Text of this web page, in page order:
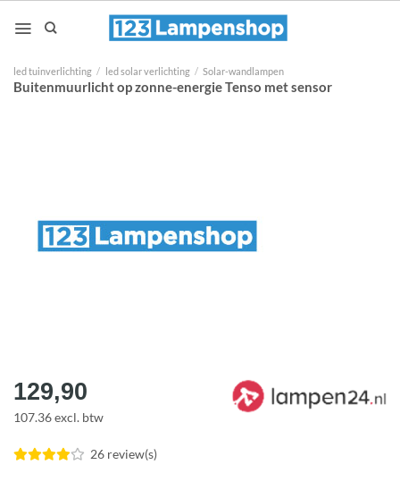
naar
led tuinverlichting / led solar verlichting / Solar-wandlampen
Buitenmuurlicht op zonne-energie Tenso met sensor
129,90
107.36 excl. btw
26 review(s)